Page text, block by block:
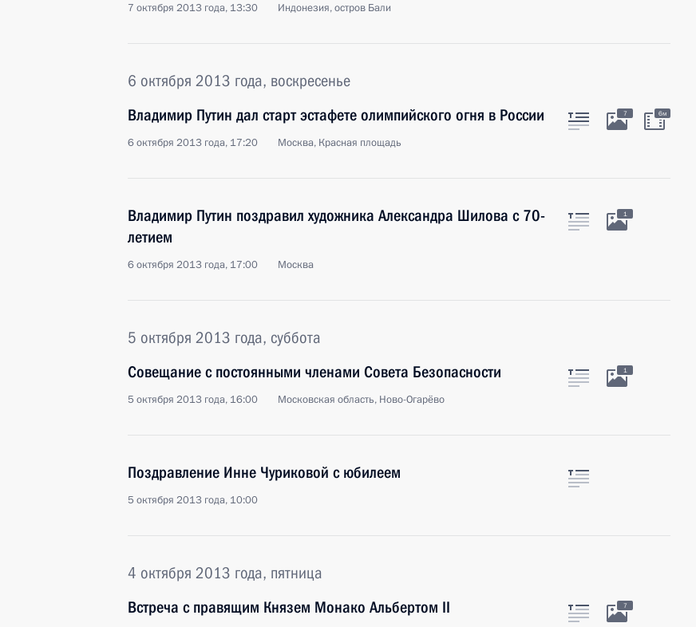
7 октября 2013 года, 13:30 Индонезия, остров Бали
6 октября 2013 года, воскресенье
Владимир Путин дал старт эстафете олимпийского огня в России
6 октября 2013 года, 17:20 Москва, Красная площадь
7 6м
Владимир Путин поздравил художника Александра Шилова с 70-
летием
6 октября 2013 года, 17:00 Москва
1
5 октября 2013 года, суббота
Совещание с постоянными членами Совета Безопасности
5 октября 2013 года, 16:00 Московская область, Ново-Огарёво
1
Поздравление Инне Чуриковой с юбилеем
5 октября 2013 года, 10:00
4 октября 2013 года, пятница
Встреча с правящим Князем Монако Альбертом II
7